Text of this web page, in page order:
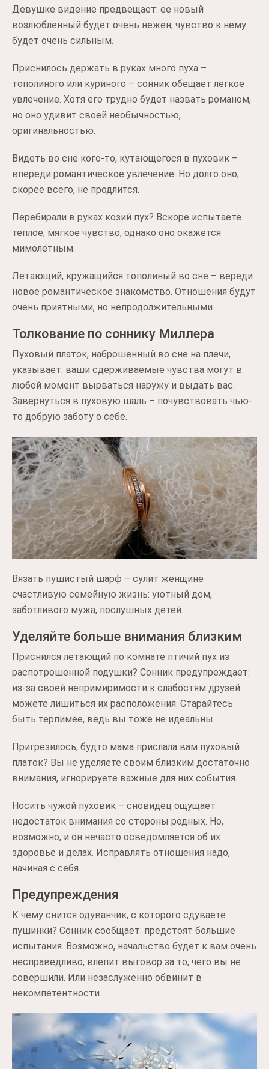
Девушке видение предвещает: ее новый
возлюбленный будет очень нежен, чувство к нему
будет очень сильным.
Приснилось держать в руках много пуха –
тополиного или куриного – сонник обещает легкое
увлечение. Хотя его трудно будет назвать романом,
но оно удивит своей необычностью,
оригинальностью.
Видеть во сне кого-то, кутающегося в пуховик –
впереди романтическое увлечение. Но долго оно,
скорее всего, не продлится.
Перебирали в руках козий пух? Вскоре испытаете
теплое, мягкое чувство, однако оно окажется
мимолетным.
Летающий, кружащийся тополиный во сне – вереди
новое романтическое знакомство. Отношения будут
очень приятными, но непродолжительными.
Толкование по соннику Миллера
Пуховый платок, наброшенный во сне на плечи,
указывает: ваши сдерживаемые чувства могут в
любой момент вырваться наружу и выдать вас.
Завернуться в пуховую шаль – почувствовать чью-
то добрую заботу о себе.
Вязать пушистый шарф – сулит женщине
счастливую семейную жизнь: уютный дом,
заботливого мужа, послушных детей.
Уделяйте больше внимания близким
Приснился летающий по комнате птичий пух из
распотрошенной подушки? Сонник предупреждает:
из-за своей непримиримости к слабостям друзей
можете лишиться их расположения. Старайтесь
быть терпимее, ведь вы тоже не идеальны.
Пригрезилось, будто мама прислала вам пуховый
платок? Вы не уделяете своим близким достаточно
внимания, игнорируете важные для них события.
Носить чужой пуховик – сновидец ощущает
недостаток внимания со стороны родных. Но,
возможно, и он нечасто осведомляется об их
здоровье и делах. Исправлять отношения надо,
начиная с себя.
Предупреждения
К чему снится одуванчик, с которого сдуваете
пушинки? Сонник сообщает: предстоят большие
испытания. Возможно, начальство будет к вам очень
несправедливо, влепит выговор за то, чего вы не
совершили. Или незаслуженно обвинит в
некомпетентности.